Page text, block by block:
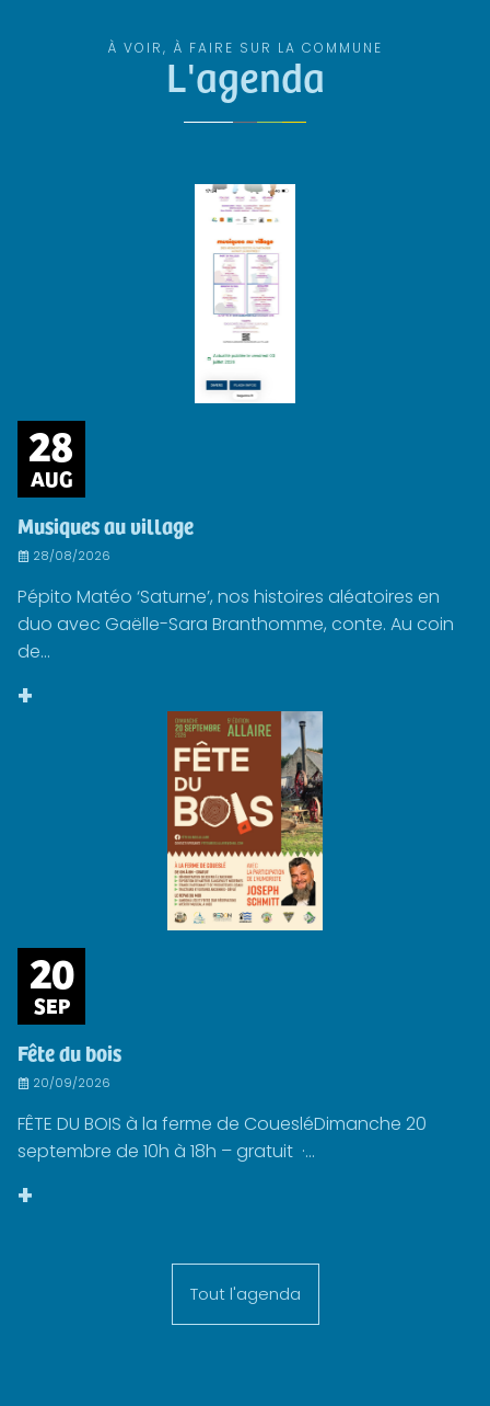
À VOIR, À FAIRE SUR LA COMMUNE
L'agenda
28
AUG
Musiques au village
28/08/2026
Pépito Matéo ‘Saturne’, nos histoires aléatoires en
duo avec Gaëlle-Sara Branthomme, conte. Au coin
de...
+
20
SEP
Fête du bois
20/09/2026
FÊTE DU BOIS à la ferme de CouesléDimanche 20
septembre de 10h à 18h – gratuit ·...
+
Tout l'agenda